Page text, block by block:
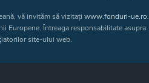
vă invităm să vizitați www.fonduri-ue.ro.
Europene. Întreaga responsabilitate asupra
site-ului web.
Năsăud